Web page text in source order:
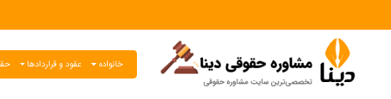
خانواده عقود و قراردادها